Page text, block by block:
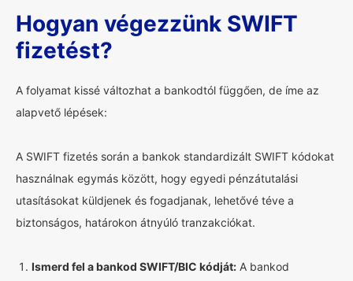
Hogyan végezzünk SWIFT
fizetést?
A folyamat kissé változhat a bankodtól függően, de íme az
alapvető lépések:
A SWIFT fizetés során a bankok standardizált SWIFT kódokat
használnak egymás között, hogy egyedi pénzátutalási
utasításokat küldjenek és fogadjanak, lehetővé téve a
biztonságos, határokon átnyúló tranzakciókat.
Ismerd fel a bankod SWIFT/BIC kódját: A bankod